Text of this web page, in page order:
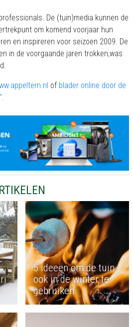
De (tuin)media kunnen de
om komend voorjaar hun
en inspireren voor seizoen 2009. De
in de voorgaande jaren trokken,was
of blader online door de
5 ideeën om de tuin
ook in de winter te
gebruiken